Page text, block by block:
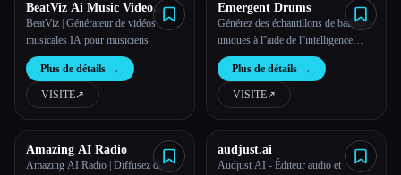
Blog
Comparer les outils
Toutes les catégories
À propos
BeatViz Ai Music Video
Generator
BeatViz | Générateur de vidéos
musicales IA pour musiciens
Plus de détails →
VISITE↗︎
Emergent Drums
Générez des échantillons de batterie
uniques à l''aide de l''intelligence
artificielle
Plus de détails →
VISITE↗︎
Amazing AI Radio
Amazing AI Radio | Diffusez de la
audjust.ai
Audjust AI - Éditeur audio et